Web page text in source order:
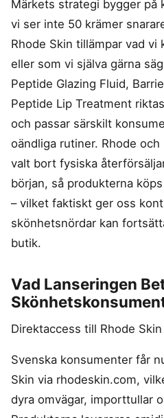
Märkets strategi bygger på
vi ser inte 50 krämer
Rhode Skin tillämpar vad vi
eller som vi själva gärna
Peptide Glazing Fluid,
Peptide Lip Treatment
och passar särskilt
oändliga rutiner. Rhode
valt bort fysiska
början, så produkterna
– vilket faktiskt ger oss
skönhetsnördar kan
butik.
Vad Lanseringen
Direktaccess till Rhode Skin
Svenska konsumenter får
Skin via rhodeskin.com,
dyra omvägar, importtullar